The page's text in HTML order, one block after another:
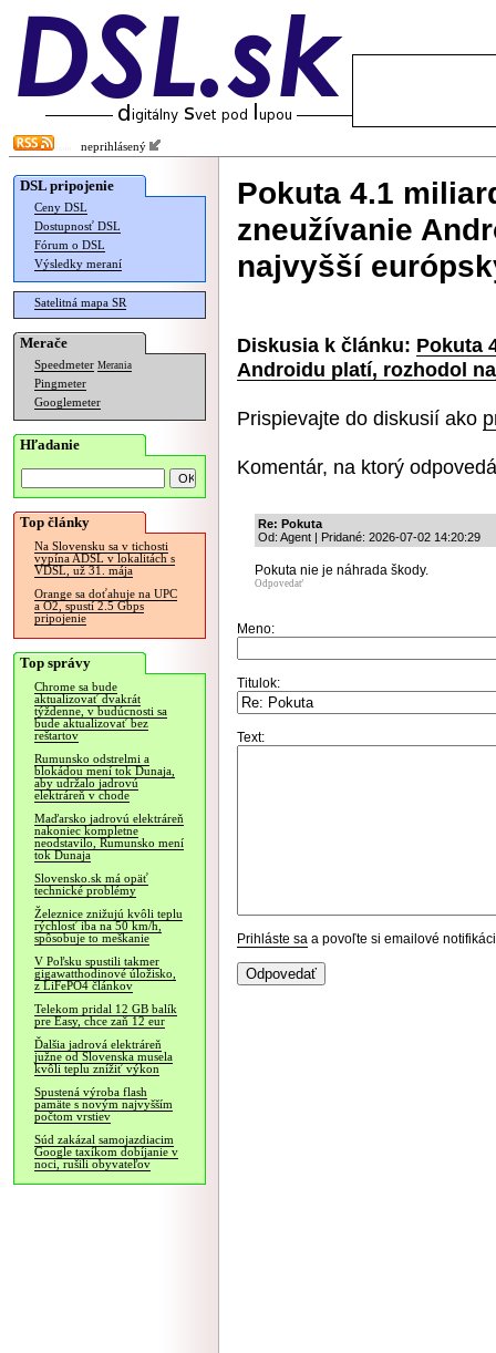
neprihlásený
DSL pripojenie
Ceny DSL
Dostupnosť DSL
Fórum o DSL
Výsledky meraní
Satelitná mapa SR
Merače
Speedmeter Merania
Pingmeter
Googlemeter
Hľadanie
Top články
Na Slovensku sa v tichosti
vypína ADSL v lokalitách s
VDSL, už 31. mája
Orange sa doťahuje na UPC
a O2, spustí 2.5 Gbps
pripojenie
Top správy
Chrome sa bude
aktualizovať dvakrát
týždenne, v budúcnosti sa
bude aktualizovať bez
reštartov
Rumunsko odstrelmi a
blokádou mení tok Dunaja,
aby udržalo jadrovú
elektráreň v chode
Maďarsko jadrovú elektráreň
nakoniec kompletne
neodstavilo, Rumunsko mení
tok Dunaja
Slovensko.sk má opäť
technické problémy
Železnice znižujú kvôli teplu
rýchlosť iba na 50 km/h,
spôsobuje to meškanie
V Poľsku spustili takmer
gigawatthodinové úložisko,
z LiFePO4 článkov
Telekom pridal 12 GB balík
pre Easy, chce zaň 12 eur
Ďalšia jadrová elektráreň
južne od Slovenska musela
kvôli teplu znížiť výkon
Spustená výroba flash
pamäte s novým najvyšším
počtom vrstiev
Súd zakázal samojazdiacim
Google taxíkom dobíjanie v
noci, rušili obyvateľov
Pokuta 4.1
zneužívanie
najvyšší
Diskusia k článku: Pokuta
Androidu platí, rozhodol
Prispievajte do diskusií ako
Komentár, na ktorý
Re: Pokuta
Od: Agent | Pridané: 2026-07-02 14:20:29
Pokuta nie je náhrada škody.
Odpovedať
Meno:
Titulok:
Text:
Prihláste sa a povoľte si emailové